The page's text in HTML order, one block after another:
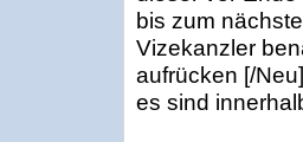
bis zum
Vizekanzler
aufrücken [/
es sind